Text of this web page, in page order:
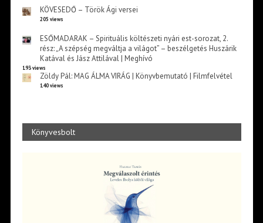
KÖVESEDŐ – Török Ági versei
205 views
ESŐMADARAK – Spirituális költészeti nyári est-sorozat, 2.
rész: „A szépség megváltja a világot” – beszélgetés Huszárik
Katával és Jász Attilával | Meghívó
193 views
Zöldy Pál: MAG ÁLMA VIRÁG | Könyvbemutató | Filmfelvétel
140 views
Könyvesbolt